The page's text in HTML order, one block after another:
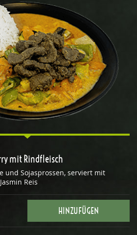
mit Rindfleisch
und Sojasprossen, serviert mit
Jasmin Reis
HINZUFÜGEN